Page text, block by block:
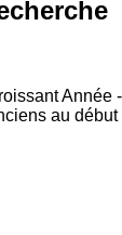
Année -
au début